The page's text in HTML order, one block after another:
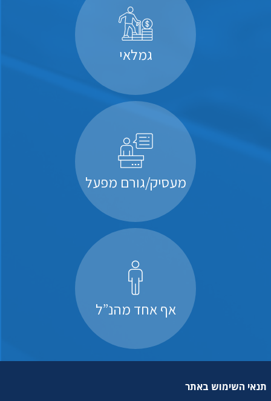
גמלאי
מעסיק/גורם מפעל
אף אחד מהנ”ל
תנאי השימוש באתר